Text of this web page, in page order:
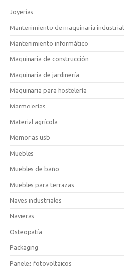
Joyerías
Mantenimiento de maquinaria industrial
Mantenimiento informático
Maquinaria de construcción
Maquinaria de jardinería
Maquinaria para hostelería
Marmolerías
Material agrícola
Memorias usb
Muebles
Muebles de baño
Muebles para terrazas
Naves industriales
Navieras
Osteopatía
Packaging
Paneles fotovoltaicos